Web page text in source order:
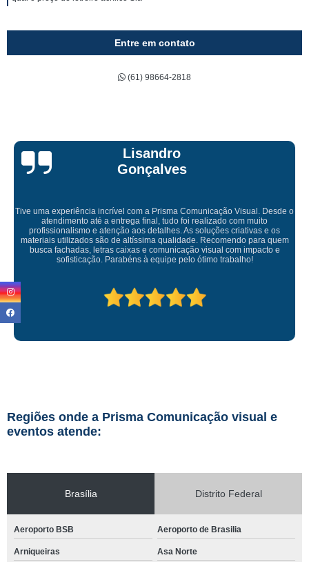
Entre em contato
(61) 98664-2818
Bruna Eduarda
Empresa maravilhosa, entregue antes do prazo e a instalação da lona
ficou perfeita, indico de olhos fechados
Regiões onde a Prisma Comunicação visual e
eventos atende:
Brasília Distrito Federal
Aeroporto BSB Aeroporto de Brasilia
Arniqueiras Asa Norte